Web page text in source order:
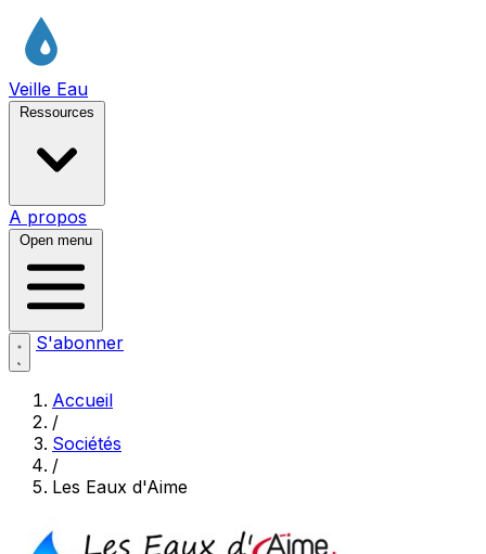
Veille Eau
Ressources
A propos
Open menu
S'abonner
Accueil
/
Sociétés
/
Les Eaux d'Aime